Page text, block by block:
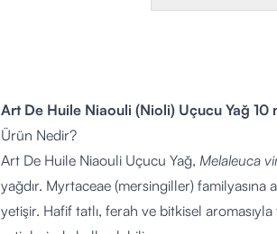
Art De Huile Niaouli (Nioli) Uçucu Yağ 10
Ürün Nedir?
Art De Huile Niaouli Uçucu Yağ, Melaleuca
yağdır. Myrtaceae (mersingiller)
yetişir. Hafif tatlı, ferah ve bitkisel